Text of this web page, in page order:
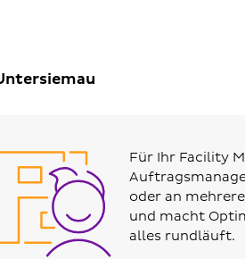
Für Ihr Facility
oder an
und macht
alles rundläuft.